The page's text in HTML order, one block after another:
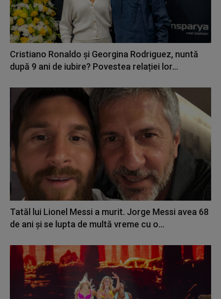
Cristiano Ronaldo și Georgina Rodriguez, nuntă
după 9 ani de iubire? Povestea relației lor...
Tatăl lui Lionel Messi a murit. Jorge Messi avea 68
de ani și se lupta de multă vreme cu o...